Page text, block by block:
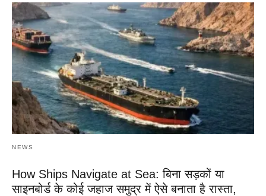
NEWS
How Ships Navigate at Sea: बिना सड़कों या
साइनबोर्ड के कोई जहाज समुद्र में ऐसे बनाता है रास्ता,